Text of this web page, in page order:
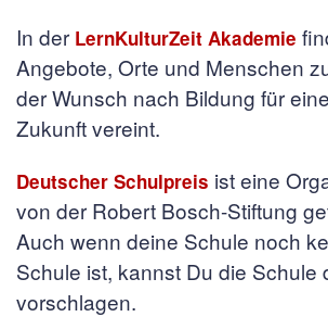
In der LernKulturZeit Akademie
Angebote, Orte und Menschen
der Wunsch nach Bildung für
Zukunft vereint.
Deutscher Schulpreis ist eine
von der Robert Bosch-Stiftung
Auch wenn deine Schule noch
Schule ist, kannst Du die Schule
vorschlagen.